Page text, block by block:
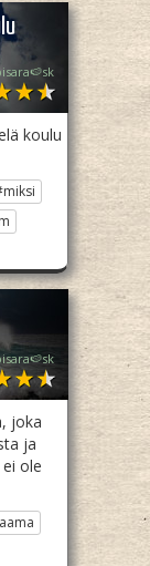
koulu
joka
ja
ole